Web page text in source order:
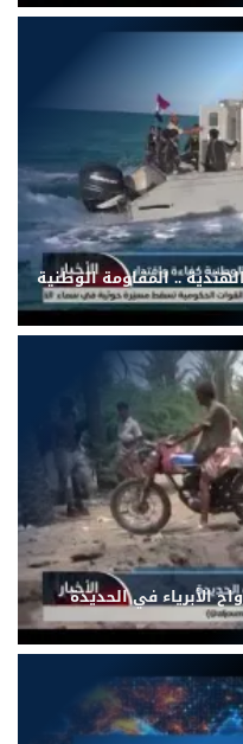
.. المقاومة الوطنية
الأبرياء في الحديدة